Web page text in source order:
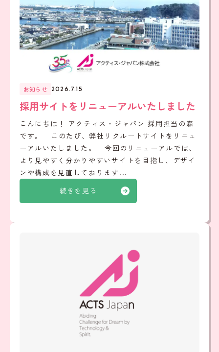
続きを見る
お知らせ 2026.7.15
採用サイトをリニューアルいたしました
こんにちは！ アクティス・ジャパン 採用担当の森
です。 このたび、弊社リクルートサイトをリニュ
ーアルいたしました。 今回のリニューアルでは、
より見やすく分かりやすいサイトを目指し、デザイ
ンや構成を見直しております...